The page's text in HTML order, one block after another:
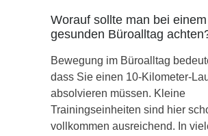
Worauf sollte man bei einem
gesunden Büroalltag
Bewegung im Büroalltag
dass Sie einen 10-Kilometer-
absolvieren müssen. Kleine
Trainingseinheiten sind hier
vollkommen ausreichend. In